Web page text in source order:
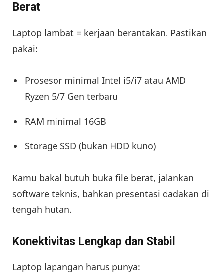
Berat
Laptop lambat = kerjaan berantakan. Pastikan
pakai:
Prosesor minimal Intel i5/i7 atau AMD
Ryzen 5/7 Gen terbaru
RAM minimal 16GB
Storage SSD (bukan HDD kuno)
Kamu bakal butuh buka file berat, jalankan
software teknis, bahkan presentasi dadakan di
tengah hutan.
Konektivitas Lengkap dan Stabil
Laptop lapangan harus punya: